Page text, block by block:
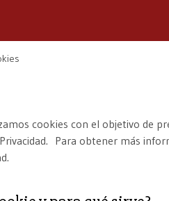
cookies con el objetivo de
Para obtener más